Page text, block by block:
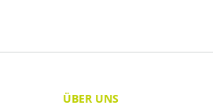
ÜBER UNS